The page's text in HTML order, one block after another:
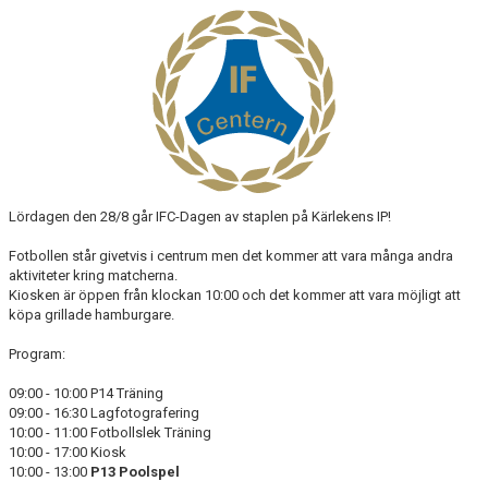
BILDGALLERI
STADIUM
OM KLUBBEN
Lördagen den 28/8 går IFC-Dagen av staplen på Kärlekens IP!
Fotbollen står givetvis i centrum men det kommer att vara många andra
aktiviteter kring matcherna.
Kiosken är öppen från klockan 10:00 och det kommer att vara möjligt att
köpa grillade hamburgare.
Program:
09:00 - 10:00 P14 Träning
09:00 - 16:30 Lagfotografering
10:00 - 11:00 Fotbollslek Träning
10:00 - 17:00 Kiosk
10:00 - 13:00 P13 Poolspel